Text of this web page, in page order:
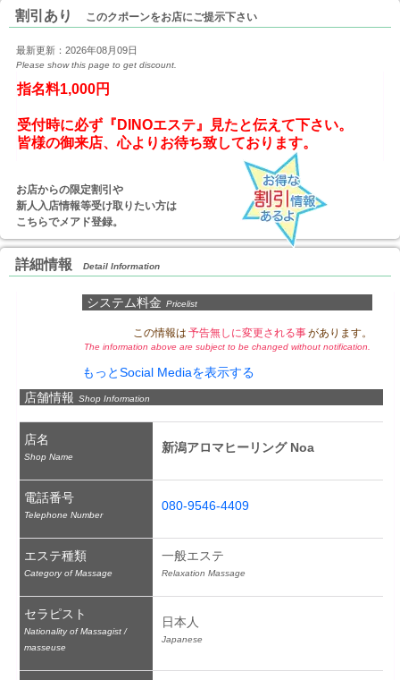
割引あり このクポーンをお店にご提示下さい
最新更新：2026年08月09日
Please show this page to get discount.
指名料1,000円
受付時に必ず『DINOエステ』見たと伝えて下さい。
お店からの限定割引や
新人入店情報等受け取りたい方は
こちらでメアド登録。
詳細情報 Detail Information
システム料金 Pricelist
この情報は 予告無しに変更される事があります。
The information above are subject to be changed without notification.
もっとSocial Mediaを表示する
店舗情報 Shop Information
店名
Shop Name
新潟アロマヒーリング Noa
電話番号
Telephone Number
080-9546-4409
エステ種類
Category of Massage
一般エステ
Relaxation Massage
セラピスト
Nationality of Massagist /
masseuse
日本人
Japanese